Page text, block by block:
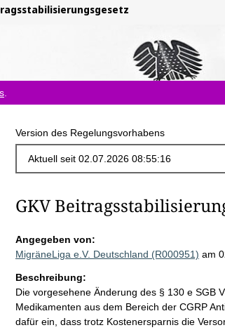
Version des Regelungsvorhabens
GKV
Angegeben von:
MigräneLiga e.V. Deutschland (R000951) am
Beschreibung:
Die vorgesehene Änderung des § 130 e SGB
Medikamenten aus dem Bereich der CGRP
dafür ein, dass trotz Kostenersparnis die